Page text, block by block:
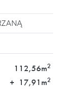
112,56m2
+ 17,91m2